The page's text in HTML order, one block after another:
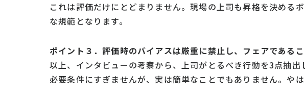
これは評価だけにとどまりません。現場の上司も昇格を決める
な規範となります。
ポイント３．評価時のバイアスは厳重に禁止し、フェアである
以上、インタビューの考察から、上司がとるべき行動を3点抽
必要条件にすぎませんが、実は簡単なことでもありません。や